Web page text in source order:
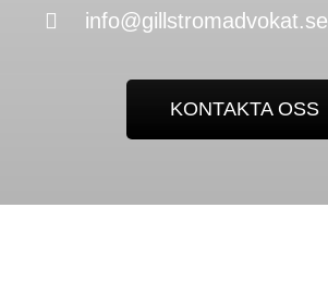
info@gillstromadvokat.se
KONTAKTA OSS